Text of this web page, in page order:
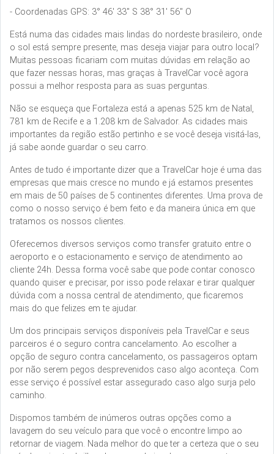
- Coordenadas GPS: 3° 46' 33" S 38° 31' 56" O
Está numa das cidades mais lindas do nordeste brasileiro, onde
o sol está sempre presente, mas deseja viajar para outro local?
Muitas pessoas ficariam com muitas dúvidas em relação ao
que fazer nessas horas, mas graças à TravelCar você agora
possui a melhor resposta para as suas perguntas.
Não se esqueça que Fortaleza está a apenas 525 km de Natal,
781 km de Recife e a 1.208 km de Salvador. As cidades mais
importantes da região estão pertinho e se você deseja visitá-las,
já sabe aonde guardar o seu carro.
Antes de tudo é importante dizer que a TravelCar hoje é uma das
empresas que mais cresce no mundo e já estamos presentes
em mais de 50 países de 5 continentes diferentes. Uma prova de
como o nosso serviço é bem feito e da maneira única em que
tratamos os nossos clientes.
Oferecemos diversos serviços como transfer gratuito entre o
aeroporto e o estacionamento e serviço de atendimento ao
cliente 24h. Dessa forma você sabe que pode contar conosco
quando quiser e precisar, por isso pode relaxar e tirar qualquer
dúvida com a nossa central de atendimento, que ficaremos
mais do que felizes em te ajudar.
Um dos principais serviços disponíveis pela TravelCar e seus
parceiros é o seguro contra cancelamento. Ao escolher a
opção de seguro contra cancelamento, os passageiros optam
por não serem pegos desprevenidos caso algo aconteça. Com
esse serviço é possível estar assegurado caso algo surja pelo
caminho.
Dispomos também de inúmeros outras opções como a
lavagem do seu veículo para que você o encontre limpo ao
retornar de viagem. Nada melhor do que ter a certeza que o seu